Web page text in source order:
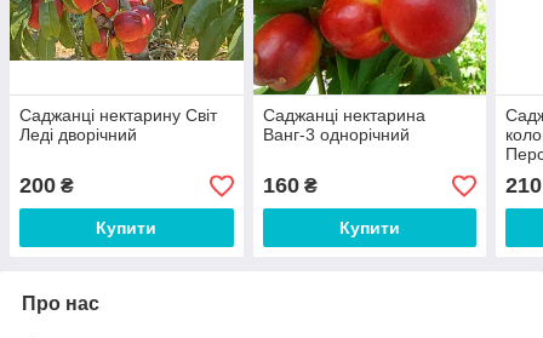
Саджанці нектарину Світ
Леді дворічний
200 ₴
Купити
Саджанці нектарина
Ванг-3 однорічний
160₴
Купити
210
Про нас